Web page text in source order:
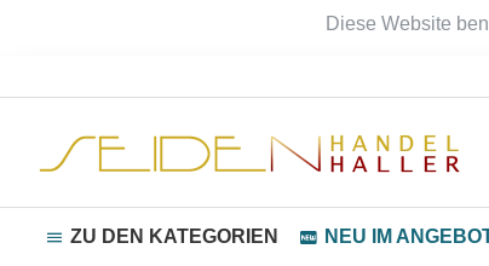
Diese Website
ZU DEN KATEGORIEN NEU IM